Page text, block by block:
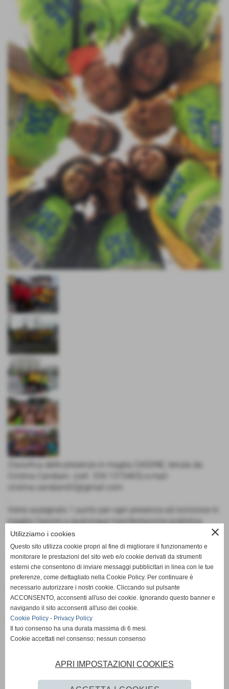
Classifica delle presenze in maglia CASONE, tenuta da
Cristina Candiani. (cell. 334.1373465) e.mail:
cristina.candiani65@gmail.com
Viene assegnato 1 punto per ogni presenza ed iscrizione in
maglia Casone a qualunque manifestazione podistica
ufficiale, competitiva e non., dal 1/12/2019 al 30/11/2020.
Documenti allegati
Classifica presenze al 30.11.20
Dimensione: 150,50 KB
video
close
Utilizziamo i cookies
Questo sito utilizza cookie propri al fine di migliorare il funzionamento e
monitorare le prestazioni del sito web e/o cookie derivati da strumenti
esterni che consentono di inviare messaggi pubblicitari in linea con le tue
preferenze, come dettagliato nella Cookie Policy. Per continuare è
necessario autorizzare i nostri cookie. Cliccando sul pulsante
ACCONSENTO, acconsenti all'uso dei cookie. Ignorando questo banner e
navigando il sito acconsenti all'uso dei cookie.
Cookie Policy - Privacy Policy
Il tuo consenso ha una durata massima di 6 mesi.
Cookie accettati nel consenso: nessun consenso
APRI IMPOSTAZIONI COOKIES